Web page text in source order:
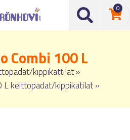
0
Combi 100 L
kippikattilat»
keittopadat/kippikatilat»